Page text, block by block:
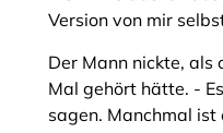
Version von mir
Der Mann nickte, als
Mal gehört hätte. -
sagen. Manchmal ist